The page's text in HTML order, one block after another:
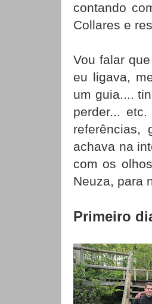
contando
Collares e
Vou falar
eu ligava,
um guia....
perder...
referências,
achava na
com os
Neuza, para
Primeiro